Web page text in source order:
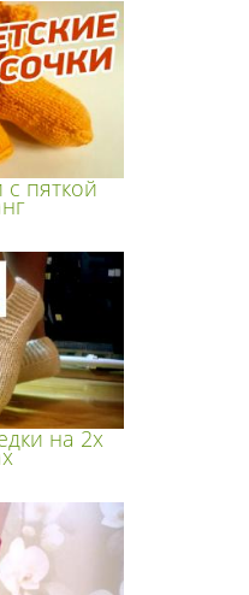
с пяткой
на 2х